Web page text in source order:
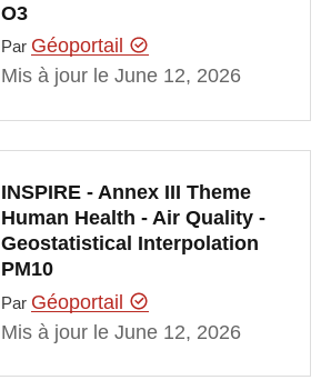
O3
Par Géoportail
Mis à jour le June 12, 2026
INSPIRE - Annex III Theme
Human Health - Air Quality -
Geostatistical Interpolation
PM10
Par Géoportail
Mis à jour le June 12, 2026